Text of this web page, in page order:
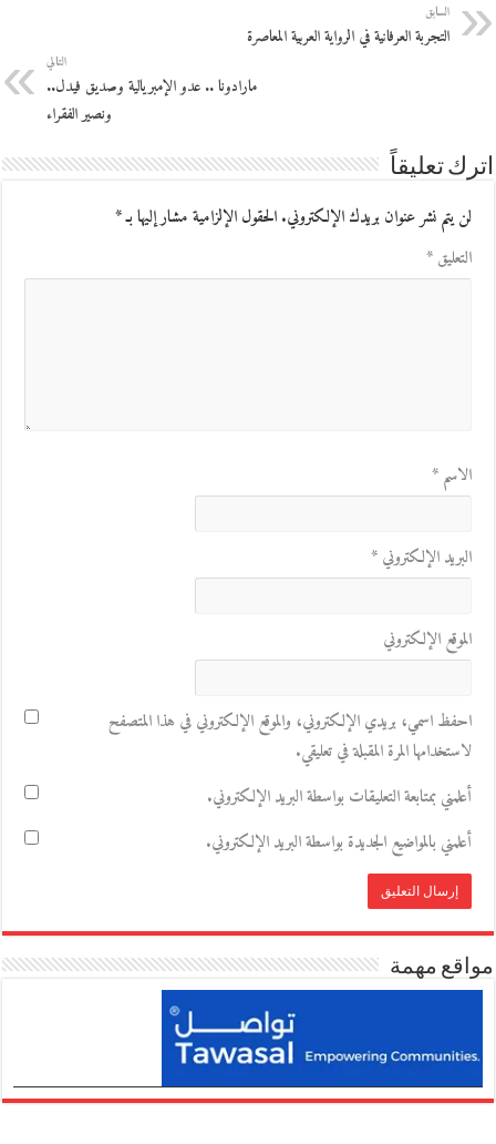
السابق
التجربة العرفانية في الرواية العربية المعاصرة
التالي
مارادونا .. عدو الإمبريالية وصديق فيدل..
ونصير الفقراء
اترك تعليقاً
لن يتم نشر عنوان بريدك الإلكتروني.الحقول الإلزامية مشار إليها بـ*
التعليق*
الاسم*
البريد الإلكتروني*
الموقع الإلكتروني
احفظ اسمي، بريدي الإلكتروني، والموقع الإلكتروني في هذا المتصفح
لاستخدامها المرة المقبلة في تعليقي.
أعلمني بمتابعة التعليقات بواسطة البريد الإلكتروني.
أعلمني بالمواضيع الجديدة بواسطة البريد الإلكتروني.
مواقع مهمة